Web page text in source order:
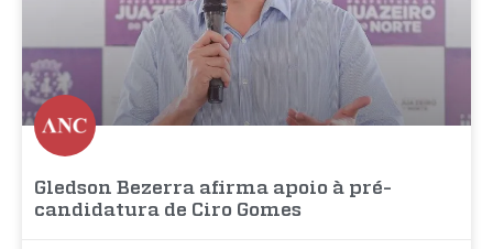
Gledson Bezerra afirma apoio à pré-
candidatura de Ciro Gomes